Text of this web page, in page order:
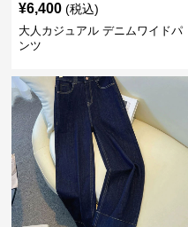
¥6,400 (税込)
大人カジュアル デニムワイドパ
ンツ